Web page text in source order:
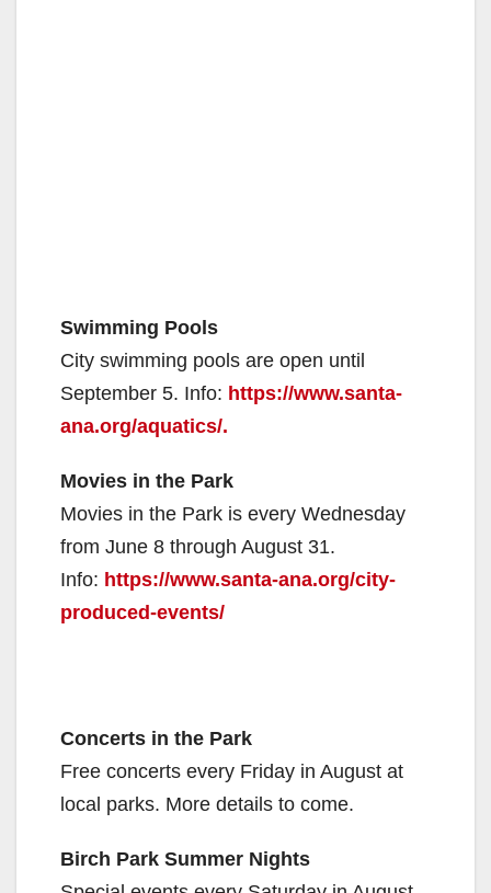
Swimming Pools
City swimming pools are open until
September 5. Info: https://www.santa-
ana.org/aquatics/.
Movies in the Park
Movies in the Park is every Wednesday
from June 8 through August 31.
Info: https://www.santa-ana.org/city-
produced-events/
Concerts in the Park
Free concerts every Friday in August at
local parks. More details to come.
Birch Park Summer Nights